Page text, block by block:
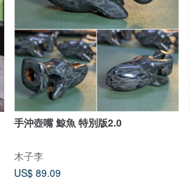
手沖壺嘴 鯨魚 特別版2.0
木子李
US$ 89.09